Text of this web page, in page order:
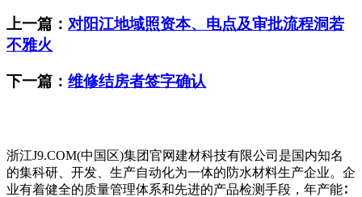
上一篇： 对阳江地域照资本、电点及审批流程洞若
不雅火
下一篇： 维修结房者签字确认
浙江J9.COM(中国区)集团官网建材科技有限公司是国内知名
的集科研、开发、生产自动化为一体的防水材料生产企业。企
业有着健全的质量管理体系和先进的产品检测手段，年产能∶